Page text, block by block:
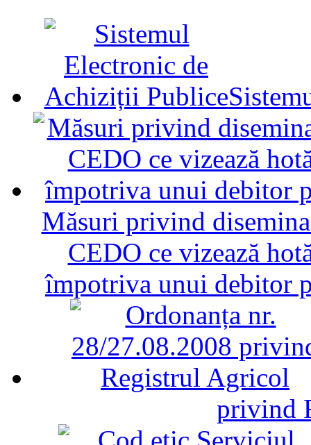
Măsuri privind
CEDO ce vizează
împotriva unui debitor
privind